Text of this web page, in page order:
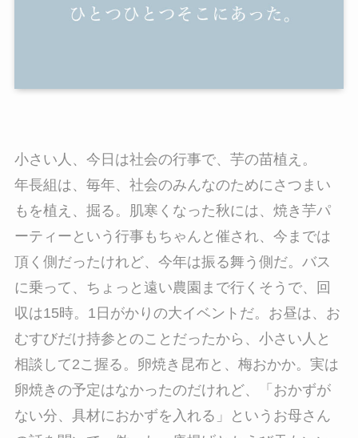
小さい人、今日は社会の行事で、芋の苗植え。
年長組は、毎年、社会のみんなのためにさつまい
もを植え、掘る。肌寒くなった秋には、焼き芋パ
ーティーという行事もちゃんと催され、今までは
頂く側だったけれど、今年は振る舞う側だ。バス
に乗って、ちょっと遠い農園まで行くそうで、回
収は15時。1日がかりの大イベントだ。お昼は、お
むすびだけ持参とのことだったから、小さい人と
相談して2こ握る。卵焼き昆布と、梅おかか。実は
卵焼きの予定はなかったのだけれど、「おかずが
ない分、具材におかずを入れる」というお母さん